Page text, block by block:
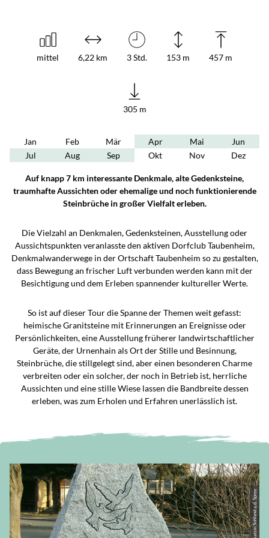
mittel 6,22 km 3 Std. 153 m 457 m
305 m
Jan Feb Mär Apr Mai
Jun
Jul
Aug Sep Okt Nov Dez
Auf knapp 7 km interessante Denkmale, alte Gedenksteine,
traumhafte Aussichten oder ehemalige und noch funktionierende
Steinbrüche in großer Vielfalt erleben.
Die Vielzahl an Denkmalen, Gedenksteinen, Ausstellung oder
Aussichtspunkten veranlasste den aktiven Dorfclub Taubenheim,
Denkmalwanderwege in der Ortschaft Taubenheim so zu gestalten,
dass Bewegung an frischer Luft verbunden werden kann mit der
Besichtigung und dem Erleben spannender kultureller Werte.
So ist auf dieser Tour die Spanne der Themen weit gefasst:
heimische Granitsteine mit Erinnerungen an Ereignisse oder
Persönlichkeiten, eine Ausstellung früherer landwirtschaftlicher
Geräte, der Urnenhain als Ort der Stille und Besinnung,
Steinbrüche, die stillgelegt sind, aber einen besonderen Charme
verbreiten oder ein solcher, der noch in Betrieb ist, herrliche
Aussichten und eine stille Wiese lassen die Bandbreite dessen
erleben, was zum Erholen und Erfahren unerlässlich ist.